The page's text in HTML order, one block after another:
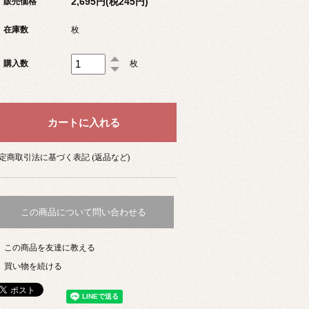
在庫数 枚
購入数 枚
商取引法に基づく表記 (返品など)
この商品について問い合わせる
この商品を友達に教える
買い物を続ける